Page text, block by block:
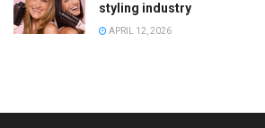
styling industry
APRIL 12, 2026